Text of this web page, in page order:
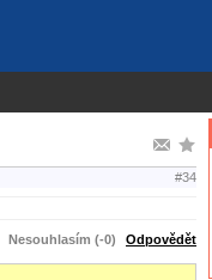
#34
Nesouhlasím (-0) Odpovědět